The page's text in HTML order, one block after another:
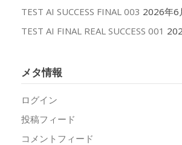
TEST AI SUCCESS FINAL 003 2026年6
TEST AI FINAL REAL SUCCESS 001
メタ情報
ログイン
投稿フィード
コメントフィード